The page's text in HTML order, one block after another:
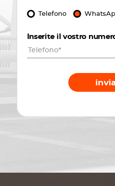
Telefono
Inserite il vostro